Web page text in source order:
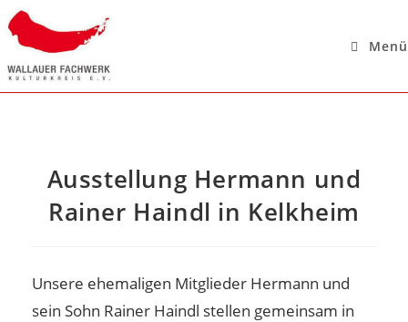
Menü
Ausstellung Hermann und
Rainer Haindl in Kelkheim
Unsere ehemaligen Mitglieder Hermann und
sein Sohn Rainer Haindl stellen gemeinsam in